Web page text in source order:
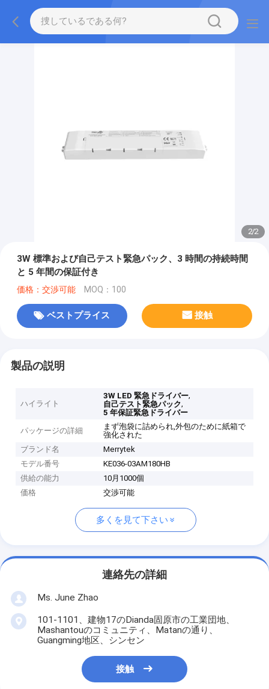
2/2
3W 標準および自己テスト緊急パック、3 時間の持続時間
と 5 年間の保証付き
価格：交渉可能 MOQ：100
ベストプライス 接触
製品の説明
ハイライト
3W LED 緊急ドライバー,
自己テスト緊急パック,
5 年保証緊急ドライバー
パッケージの詳細
まず泡袋に詰められ,外包のために紙箱で
強化された
ブランド名
Merrytek
モデル番号
KE036-03AM180HB
供給の能力
10月1000個
価格
交渉可能
多くを見て下さい
連絡先の詳細
Ms. June Zhao
101-1101、建物17のDianda固原市の工業団地、
Mashantouのコミュニティ、Matanの通り、
Guangming地区、シンセン
接触